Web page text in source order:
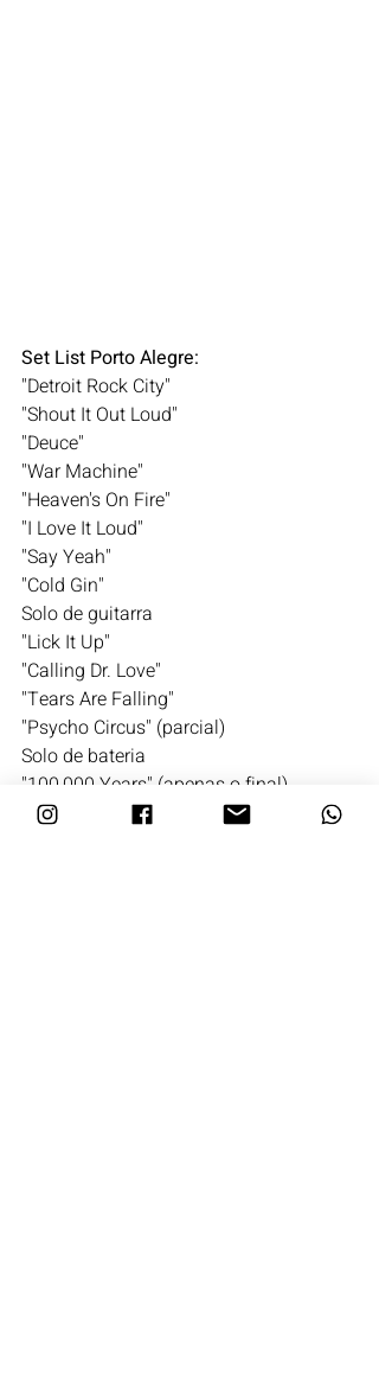
Set List Porto Alegre:
"Detroit Rock City"
"Shout It Out Loud"
"Deuce"
"War Machine"
"Heaven's On Fire"
"I Love It Loud"
"Say Yeah"
"Cold Gin"
Solo de guitarra
"Lick It Up"
"Calling Dr. Love"
"Tears Are Falling"
"Psycho Circus" (parcial)
Solo de bateria
"100,000 Years" (apenas o final)
Solo de baixo